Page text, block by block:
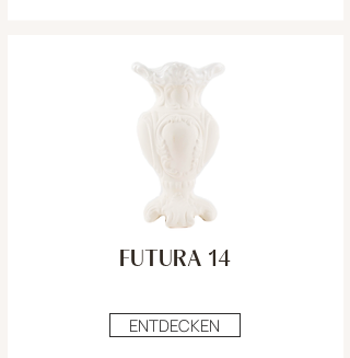
ENTDECKEN
FUTURA 14